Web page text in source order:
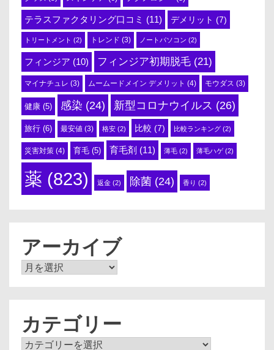
テラスファクタリング口コミ (11) デメリット (7)
トリートメント (2) トレンド (3) ノートパソコン (2)
フィンジア (10) フィンジア初期脱毛 (21)
マイナチュレ (3) ムームードメイン デメリット (4) モウダス (3)
健康 (5) 感染 (24) 新型コロナウイルス (26)
旅行 (6) 最安値 (3) 格安 (2) 比較 (7) 比較ランキング (2)
災害対策 (4) 育毛 (5) 育毛剤 (11) 薄毛 (2) 薄毛ハゲ(2)
薬 (823) 返金 (2) 除菌 (24) 香り (2)
アーカイブ
ア
カテゴリー
カ